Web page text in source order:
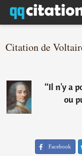
Citation de
“Il n'y a
ou
Facebook